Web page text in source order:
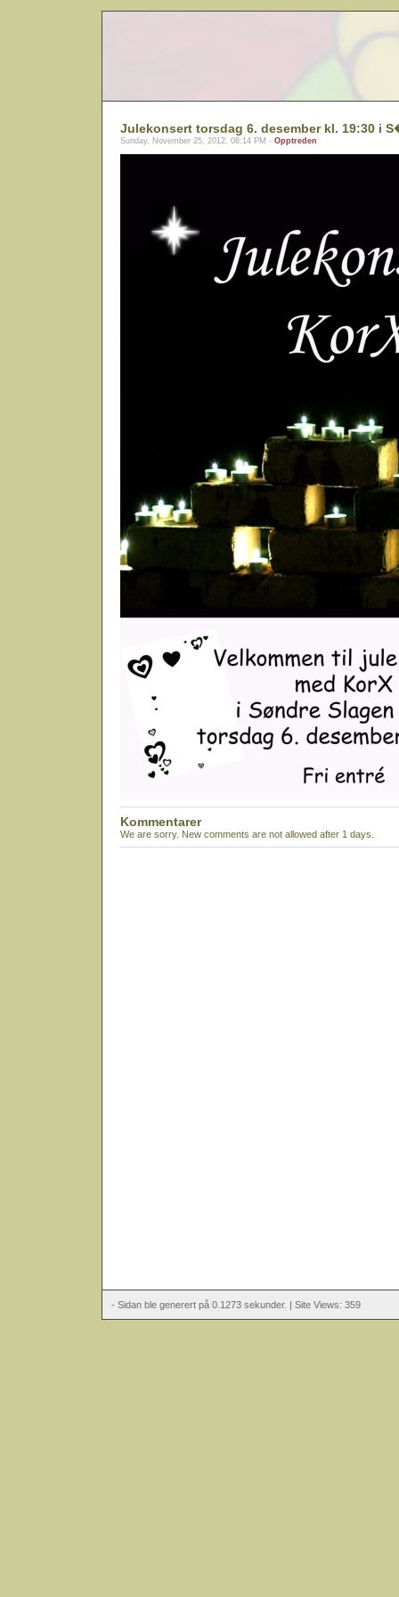
Julekonsert torsdag 6. desember kl. 19:30 i
Sunday, November 25, 2012, 08:14 PM - Opptreden
Kommentarer
We are sorry. New comments are not allowed after 1 days.
- Sidan ble generert på 0.1273 sekunder. | Site Views: 359